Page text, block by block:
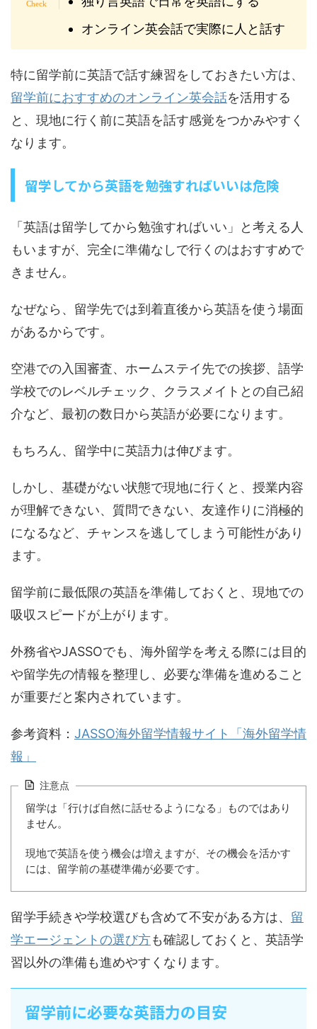
オンライン英会話で実際に人と話す
特に留学前に英語で話す練習をしておきたい方は、
留学前におすすめのオンライン英会話を活用する
と、現地に行く前に英語を話す感覚をつかみやすく
なります。
留学してから英語を勉強すればいいは危険
「英語は留学してから勉強すればいい」と考える人
もいますが、完全に準備なしで行くのはおすすめで
きません。
なぜなら、留学先では到着直後から英語を使う場面
があるからです。
空港での入国審査、ホームステイ先での挨拶、語学
学校でのレベルチェック、クラスメイトとの自己紹
介など、最初の数日から英語が必要になります。
もちろん、留学中に英語力は伸びます。
しかし、基礎がない状態で現地に行くと、授業内容
が理解できない、質問できない、友達作りに消極的
になるなど、チャンスを逃してしまう可能性があり
ます。
留学前に最低限の英語を準備しておくと、現地での
吸収スピードが上がります。
外務省やJASSOでも、海外留学を考える際には目的
や留学先の情報を整理し、必要な準備を進めること
が重要だと案内されています。
参考資料： JASSO海外留学情報サイト「海外留学情
報」
注意点
留学は「行けば自然に話せるようになる」ものではあり
ません。
現地で英語を使う機会は増えますが、その機会を活かす
には、留学前の基礎準備が必要です。
留学手続きや学校選びも含めて不安がある方は、 留
学エージェントの選び方も確認しておくと、英語学
習以外の準備も進めやすくなります。
留学前に必要な英語力の目安